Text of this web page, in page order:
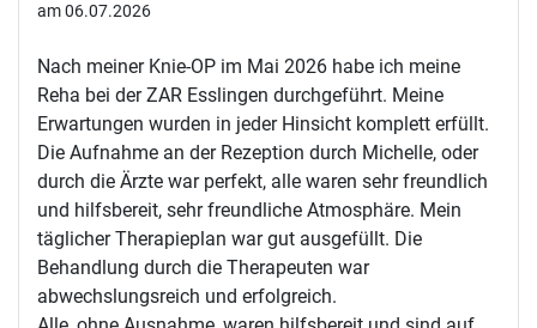
am 06.07.2026
Nach meiner Knie-OP im Mai 2026 habe ich meine
Reha bei der ZAR Esslingen durchgeführt. Meine
Erwartungen wurden in jeder Hinsicht komplett erfüllt.
Die Aufnahme an der Rezeption durch Michelle, oder
durch die Ärzte war perfekt, alle waren sehr freundlich
und hilfsbereit, sehr freundliche Atmosphäre. Mein
täglicher Therapieplan war gut ausgefüllt. Die
Behandlung durch die Therapeuten war
abwechslungsreich und erfolgreich.